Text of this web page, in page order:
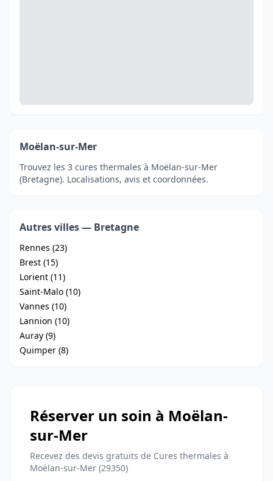
Moëlan-sur-Mer
Trouvez les 3 cures thermales à Moëlan-sur-Mer
(Bretagne). Localisations, avis et coordonnées.
Autres villes — Bretagne
Rennes (23)
Brest (15)
Lorient (11)
Saint-Malo (10)
Vannes (10)
Lannion (10)
Auray (9)
Quimper (8)
Réserver un soin à Moëlan-
sur-Mer
Recevez des devis gratuits de Cures thermales à
Moëlan-sur-Mer (29350)